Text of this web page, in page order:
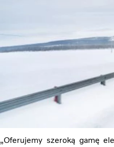
„Oferujemy szeroką gamę